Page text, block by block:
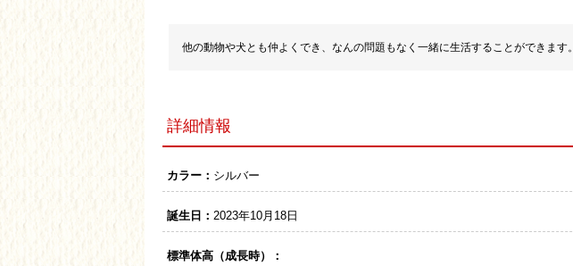
他の動物や犬とも仲よくでき、なんの問題もなく一緒に生活することができます。
詳細情報
カラー： シルバー
誕生日： 2023年10月18日
標準体高（成長時）：